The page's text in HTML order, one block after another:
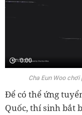
0:00
Cha Eun Woo chơi
Để có thể ứng
Quốc, thí sinh bắt